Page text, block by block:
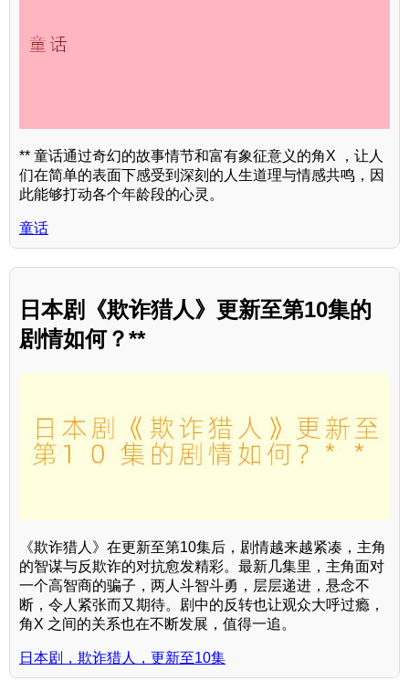
** 童话通过奇幻的故事情节和富有象征意义的角X ，让人
们在简单的表面下感受到深刻的人生道理与情感共鸣，因
此能够打动各个年龄段的心灵。
童话
日本剧《欺诈猎人》更新至第10集的
剧情如何？**
《欺诈猎人》在更新至第10集后，剧情越来越紧凑，主角
的智谋与反欺诈的对抗愈发精彩。最新几集里，主角面对
一个高智商的骗子，两人斗智斗勇，层层递进，悬念不
断，令人紧张而又期待。剧中的反转也让观众大呼过瘾，
角X 之间的关系也在不断发展，值得一追。
日本剧，欺诈猎人，更新至10集